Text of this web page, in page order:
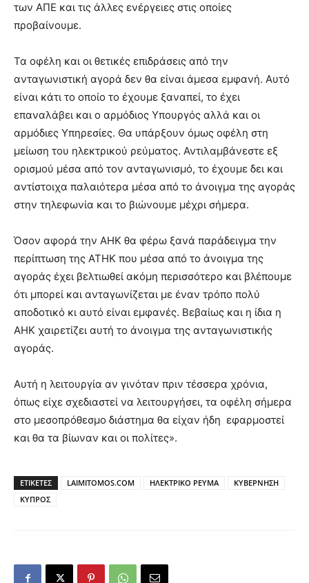
των ΑΠΕ και τις άλλες ενέργειες στις οποίες
προβαίνουμε.
Τα οφέλη και οι θετικές επιδράσεις από την
ανταγωνιστική αγορά δεν θα είναι άμεσα εμφανή. Αυτό
είναι κάτι το οποίο το έχουμε ξαναπεί, το έχει
επαναλάβει και ο αρμόδιος Υπουργός αλλά και οι
αρμόδιες Υπηρεσίες. Θα υπάρξουν όμως οφέλη στη
μείωση του ηλεκτρικού ρεύματος. Αντιλαμβάνεστε εξ
ορισμού μέσα από τον ανταγωνισμό, το έχουμε δει και
αντίστοιχα παλαιότερα μέσα από το άνοιγμα της αγοράς
στην τηλεφωνία και το βιώνουμε μέχρι σήμερα.
Όσον αφορά την ΑΗΚ θα φέρω ξανά παράδειγμα την
περίπτωση της ΑΤΗΚ που μέσα από το άνοιγμα της
αγοράς έχει βελτιωθεί ακόμη περισσότερο και βλέπουμε
ότι μπορεί και ανταγωνίζεται με έναν τρόπο πολύ
αποδοτικό κι αυτό είναι εμφανές. Βεβαίως και η ίδια η
ΑΗΚ χαιρετίζει αυτή το άνοιγμα της ανταγωνιστικής
αγοράς.
Αυτή η λειτουργία αν γινόταν πριν τέσσερα χρόνια,
όπως είχε σχεδιαστεί να λειτουργήσει, τα οφέλη σήμερα
στο μεσοπρόθεσμο διάστημα θα είχαν ήδη εφαρμοστεί
και θα τα βίωναν και οι πολίτες».
ΕΤΙΚΕΤΕΣ LAIMITOMOS.COM ΗΛΕΚΤΡΙΚΟ ΡΕΥΜΑ
ΚΥΒΕΡΝΗΣΗ
ΚΥΠΡΟΣ